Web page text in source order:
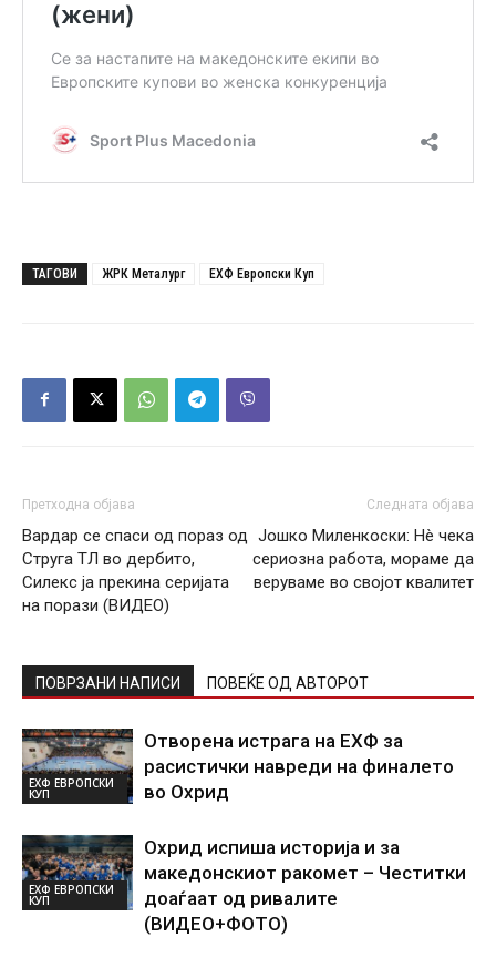
ТАГОВИ ЖРК Металург ЕХФ Европски Куп
Претходна објава
Вардар се спаси од пораз од
Струга ТЛ во дербито,
Силекс ја прекина серијата
на порази (ВИДЕО)
Следната објава
Јошко Миленкоски: Нè чека
сериозна работа, мораме да
веруваме во својот квалитет
ПОВРЗАНИ НАПИСИ ПОВЕЌЕ ОД АВТОРОТ
ЕХФ ЕВРОПСКИ
КУП
Отворена истрага на ЕХФ за
расистички навреди на финалето
во Охрид
ЕХФ ЕВРОПСКИ
КУП
Охрид испиша историја и за
македонскиот ракомет – Честитки
доаѓаат од ривалите
(ВИДЕО+ФОТО)